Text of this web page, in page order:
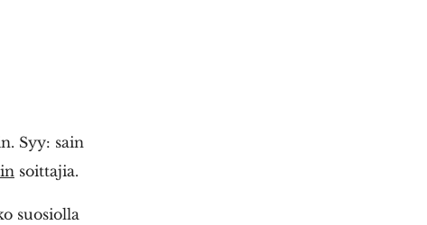
Syy: sain
soittajia.
suosiolla